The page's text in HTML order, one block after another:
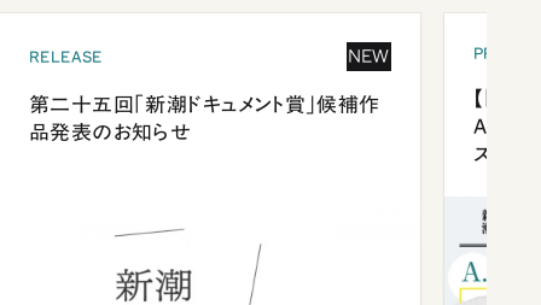
RELEASE NEW
第二十五回「新潮ドキュメント賞」候補作
品発表のお知らせ
【「新
ズプレ